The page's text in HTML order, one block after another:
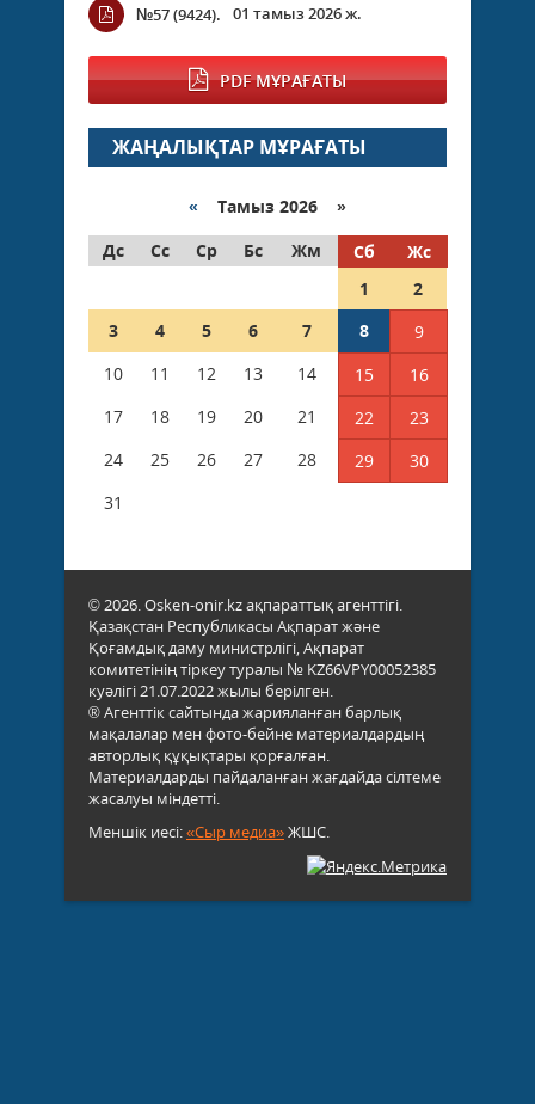
№57 (9424). 01 тамыз 2026 ж.
PDF МҰРАҒАТЫ
ЖАҢАЛЫҚТАР МҰРАҒАТЫ
« Тамыз 2026 »
Дс
Сс Ср Бс Жм Сб
Жс
1
2
3
4 5 6 7 8
9
10
11 12 13 14 15
16
17
18 19 20 21 22
23
24
25 26 27 28 29
30
31
© 2026. Osken-onir.kz ақпараттық агенттігі.
Қазақстан Республикасы Ақпарат және
Қоғамдық даму министрлігі, Ақпарат
комитетінің тіркеу туралы № KZ66VPY00052385
куәлігі 21.07.2022 жылы берілген.
® Агенттік сайтында жарияланған барлық
мақалалар мен фото-бейне материалдардың
авторлық құқықтары қорғалған.
Материалдарды пайдаланған жағдайда сілтеме
жасалуы міндетті.
Меншік иесі:«Сыр медиа»ЖШС.